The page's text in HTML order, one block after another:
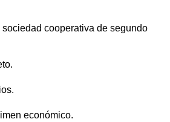
cooperativa de segundo
económico.